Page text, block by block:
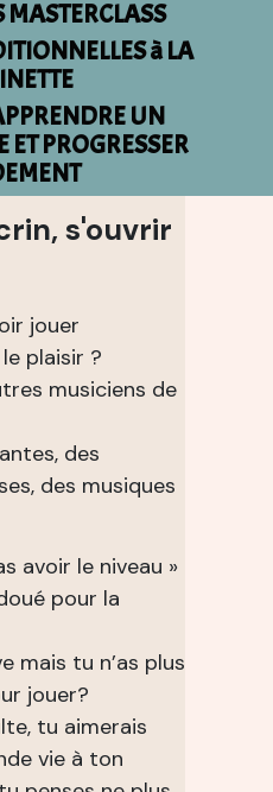
à LA
UN
PROGRESSER
s'ouvrir
jouer
plaisir ?
musiciens de
des
des musiques
avoir le niveau »
pour la
mais tu n’as plus
jouer?
tu aimerais
vie à ton